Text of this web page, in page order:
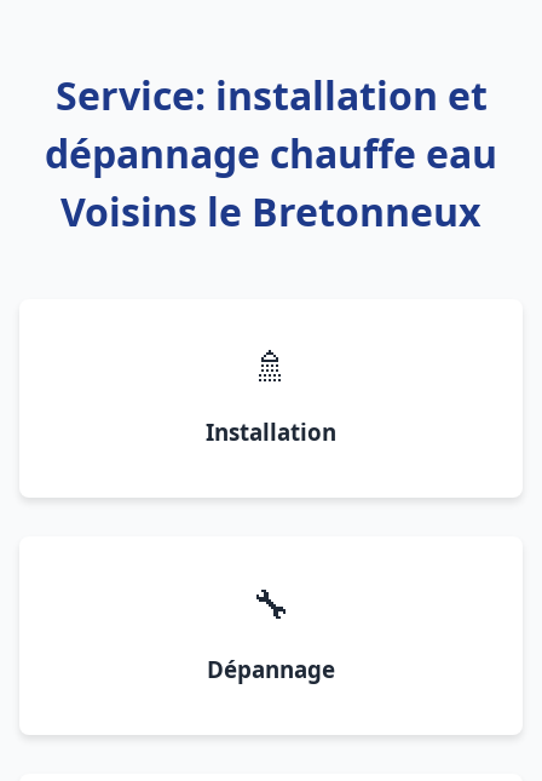
Service: installation et
dépannage chauffe eau
Voisins le Bretonneux
🚿
Installation
🔧
Dépannage